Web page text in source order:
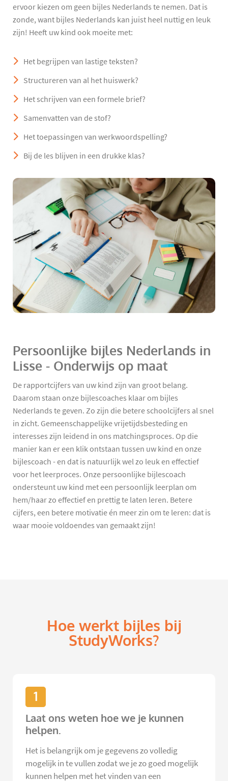
ervoor kiezen om geen bijles Nederlands te nemen. Dat is
zonde, want bijles Nederlands kan juist heel nuttig en leuk
zijn! Heeft uw kind ook moeite met:
Het begrijpen van lastige teksten?
Structureren van al het huiswerk?
Het schrijven van een formele brief?
Samenvatten van de stof?
Het toepassingen van werkwoordspelling?
Bij de les blijven in een drukke klas?
Persoonlijke bijles Nederlands in
Lisse - Onderwijs op maat
De rapportcijfers van uw kind zijn van groot belang.
Daarom staan onze bijlescoaches klaar om bijles
Nederlands te geven. Zo zijn die betere schoolcijfers al snel
in zicht. Gemeenschappelijke vrijetijdsbesteding en
interesses zijn leidend in ons matchingsproces. Op die
manier kan er een klik ontstaan tussen uw kind en onze
bijlescoach - en dat is natuurlijk wel zo leuk en effectief
voor het leerproces. Onze persoonlijke bijlescoach
ondersteunt uw kind met een persoonlijk leerplan om
hem/haar zo effectief en prettig te laten leren. Betere
cijfers, een betere motivatie én meer zin om te leren: dat is
waar mooie voldoendes van gemaakt zijn!
Hoe werkt bijles bij
StudyWorks?
1
Laat ons weten hoe we je kunnen
helpen.
Het is belangrijk om je gegevens zo volledig
mogelijk in te vullen zodat we je zo goed mogelijk
kunnen helpen met het vinden van een